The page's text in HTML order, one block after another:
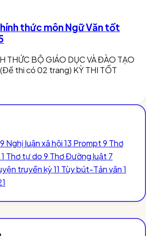
thức môn Ngữ Văn tốt
THỨC BỘ GIÁO DỤC VÀ ĐÀO TẠO
thi có 02 trang) KỲ THI TỐT
9 Nghị luận xã hội13 Prompt9 Thơ
1 Thơ tự do9 Thơ Đường luật 7
truyền kỳ11 Tùy bút-Tản văn1